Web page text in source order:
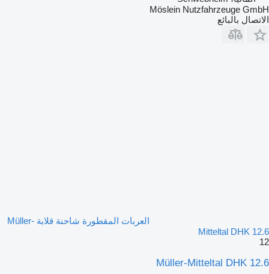
Möslein Nutzfahrzeuge GmbH
الاتصال بالبائع
العربات المقطورة شاحنة قلابة Müller-
Mitteltal DHK 12.6
12
Müller-Mitteltal DHK 12.6